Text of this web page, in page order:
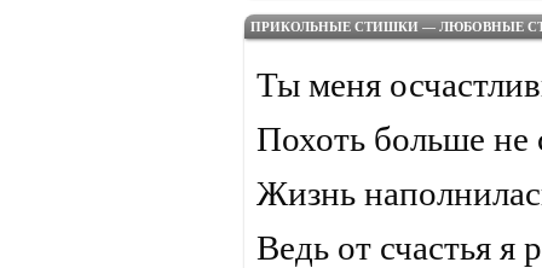
ПРИКОЛЬНЫЕ СТИШКИ — ЛЮБОВНЫЕ
Ты меня
Похоть больше не
Жизнь
Ведь от счастья я